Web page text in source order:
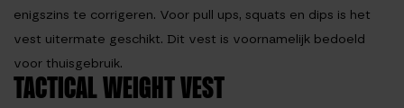
enigszins te corrigeren. Voor pull ups, squats en dips is het
vest uitermate geschikt. Dit vest is voornamelijk bedoeld
voor thuisgebruik.
TACTICAL WEIGHT VEST